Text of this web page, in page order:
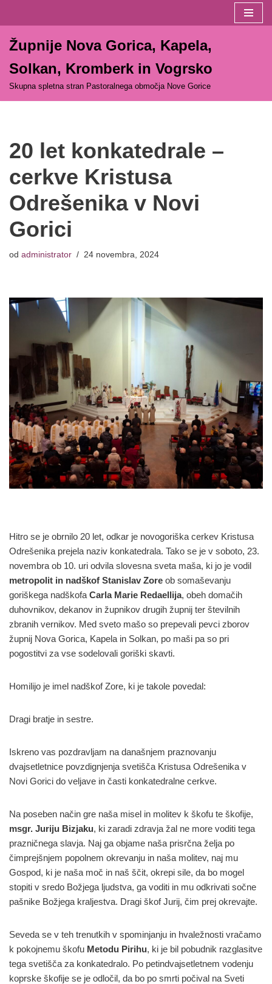
na
vsebino
Župnije Nova Gorica, Kapela,
Solkan, Kromberk in Vogrsko
Skupna spletna stran Pastoralnega območja Nove Gorice
20 let konkatedrale –
cerkve Kristusa
Odrešenika v Novi
Gorici
od administrator 24 novembra, 2024
Hitro se je obrnilo 20 let, odkar je novogoriška cerkev Kristusa
Odrešenika prejela naziv konkatedrala. Tako se je v soboto, 23.
novembra ob 10. uri odvila slovesna sveta maša, ki jo je vodil
metropolit in nadškof Stanislav Zore ob somaševanju
goriškega nadškofa Carla Marie Redaellija, obeh domačih
duhovnikov, dekanov in župnikov drugih župnij ter številnih
zbranih vernikov. Med sveto mašo so prepevali pevci zborov
župnij Nova Gorica, Kapela in Solkan, po maši pa so pri
pogostitvi za vse sodelovali goriški skavti.
Homilijo je imel nadškof Zore, ki je takole povedal:
Dragi bratje in sestre.
Iskreno vas pozdravljam na današnjem praznovanju
dvajsetletnice povzdignjenja svetišča Kristusa Odrešenika v
Novi Gorici do veljave in časti konkatedralne cerkve.
Na poseben način gre naša misel in molitev k škofu te škofije,
msgr. Juriju Bizjaku, ki zaradi zdravja žal ne more voditi tega
prazničnega slavja. Naj ga objame naša prisrčna želja po
čimprejšnjem popolnem okrevanju in naša molitev, naj mu
Gospod, ki je naša moč in naš ščit, okrepi sile, da bo mogel
stopiti v sredo Božjega ljudstva, ga voditi in mu odkrivati sočne
pašnike Božjega kraljestva. Dragi škof Jurij, čim prej okrevajte.
Seveda se v teh trenutkih v spominjanju in hvaležnosti vračamo
k pokojnemu škofu Metodu Pirihu, ki je bil pobudnik razglasitve
tega svetišča za konkatedralo. Po petindvajsetletnem vodenju
koprske škofije se je odločil, da bo po smrti počival na Sveti